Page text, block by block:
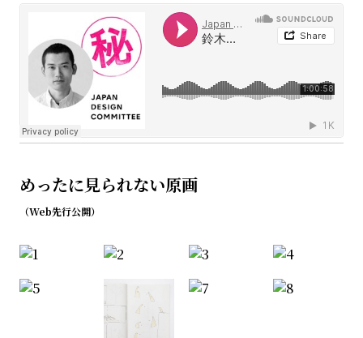
めったに見られない原画
（Web先行公開）